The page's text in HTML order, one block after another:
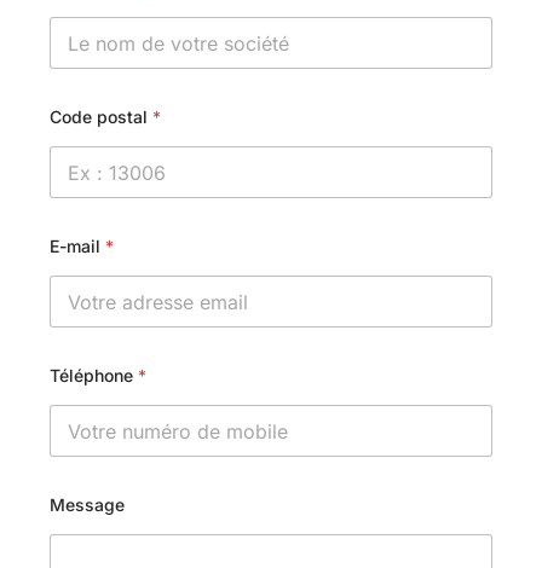
Code postal *
E-mail *
Téléphone *
Message